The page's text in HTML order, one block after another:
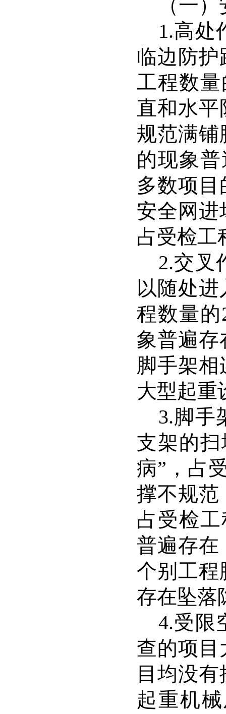
（一
1.高处
临边防护
工程数
直和水平
规范满铺
的现象
多数项
安全网进
占受检工
2.交叉
以随处
程数量的
象普遍存
脚手架
大型起重
3.脚手
支架的
病” ， 占
撑不规范
占受检
普遍存在
个别工程
存在坠落
4.受限
查的项目
目均没
起重机